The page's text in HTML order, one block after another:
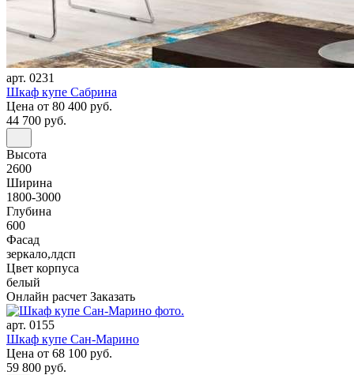
арт. 0231
Шкаф купе Сабрина
Цена от 80 400 руб.
44 700 руб.
Высота
2600
Ширина
1800-3000
Глубина
600
Фасад
зеркало,лдсп
Цвет корпуса
белый
Онлайн расчет Заказать
арт. 0155
Шкаф купе Сан-Марино
Цена от 68 100 руб.
59 800 руб.